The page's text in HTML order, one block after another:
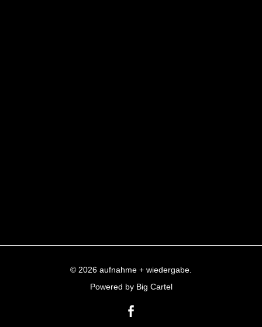
© 2026 aufnahme + wiedergabe.
Powered by Big Cartel